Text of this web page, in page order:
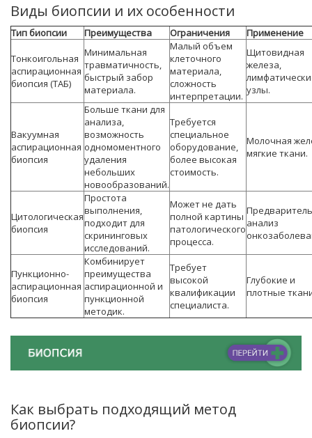
Виды биопсии и их особенности
Тип биопсии Преимущества Ограничения Применение
Тонкоигольная
аспирационная
биопсия (ТАБ)
Минимальная
травматичность,
быстрый забор
материала.
Малый объем
клеточного
материала,
сложность
интерпретации.
Щитовидная
железа,
узлы.
Вакуумная
аспирационная
биопсия
Больше ткани для
анализа,
возможность
одномоментного
удаления
небольших
новообразований.
Требуется
специальное
оборудование,
более высокая
стоимость.
Молочная
мягкие ткани.
Цитологическая
биопсия
Простота
выполнения,
подходит для
скрининговых
исследований.
Может не дать
полной картины
патологического
процесса.
анализ
Пункционно-
аспирационная
биопсия
Комбинирует
преимущества
аспирационной и
пункционной
методик.
Требует
высокой
квалификации
специалиста.
Глубокие и
плотные
Как выбрать подходящий метод
биопсии?